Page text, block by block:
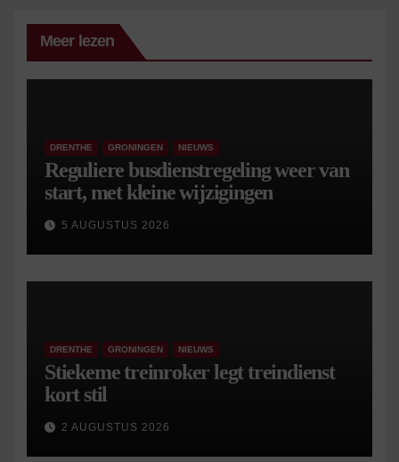
Meer lezen
DRENTHE GRONINGEN NIEUWS
Reguliere busdienstregeling weer van
start, met kleine wijzigingen
5 AUGUSTUS 2026
DRENTHE GRONINGEN NIEUWS
Stiekeme treinroker legt treindienst
kort stil
2 AUGUSTUS 2026